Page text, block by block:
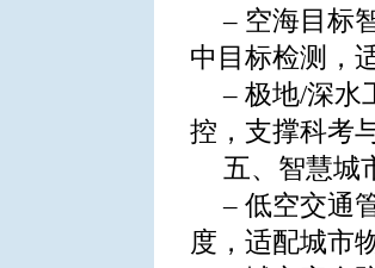
– 空海目标
中目标检测，
– 极地/深水
控，支撑科考
五、智慧城
– 低空交通
度，适配城市